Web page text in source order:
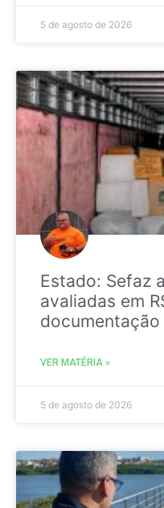
5 de agosto de 2026
Estado: Sefaz
avaliadas em
VER MATÉRIA »
5 de agosto de 2026